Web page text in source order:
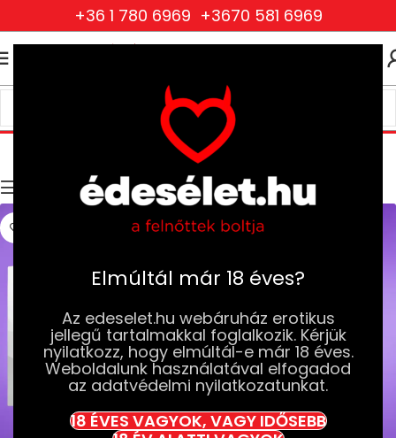
Elmúltál már 18 éves?
Az edeselet.hu webáruház erotikus
jellegű tartalmakkal foglalkozik. Kérjük
nyilatkozz, hogy elmúltál-e már 18 éves.
Weboldalunk használatával elfogadod
az adatvédelmi nyilatkozatunkat.
18 ÉVES VAGYOK, VAGY IDŐSEBB
+36 1 780 6969 +3670 581 6969
Nőknek
Kinek termék